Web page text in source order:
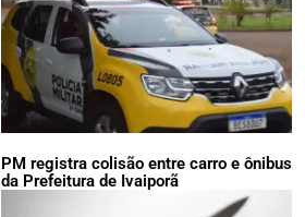
PM registra colisão entre carro e ônibus
da Prefeitura de Ivaiporã